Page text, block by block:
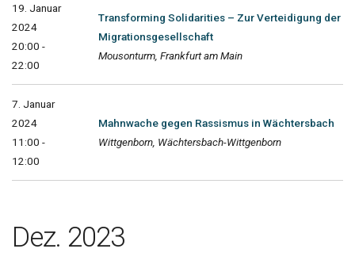
19. Januar
2024
20:00 -
22:00
Transforming Solidarities – Zur Verteidigung der
Migrationsgesellschaft
Mousonturm, Frankfurt am Main
7. Januar
2024
11:00 -
12:00
Mahnwache gegen Rassismus in Wächtersbach
Wittgenborn, Wächtersbach-Wittgenborn
Dez. 2023